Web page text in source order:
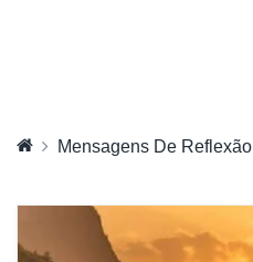
Mensagens De Reflexão